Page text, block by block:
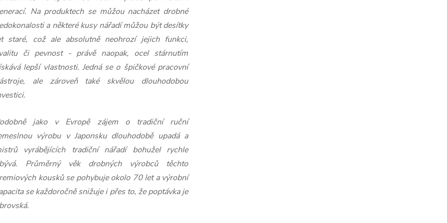
Na produktech se můžou nacházet drobné
a některé kusy nářadí můžou být desítky
staré, což ale absolutně neohrozí jejich funkci,
či pevnost - právě naopak, ocel stárnutím
lepší vlastnosti. Jedná se o špičkové pracovní
ale zároveň také skvělou dlouhodobou
jako v Evropě zájem o tradiční ruční
výrobu v Japonsku dlouhodobě upadá a
vyrábějících tradiční nářadí bohužel rychle
Průměrný věk drobných výrobců těchto
kousků se pohybuje okolo 70 let a výrobní
se každoročně snižuje i přes to, že poptávka je